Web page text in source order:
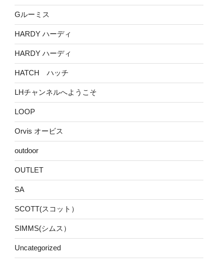
Gルーミス
HARDY ハーディ
HARDY ハーディ
HATCH ハッチ
LHチャンネルへようこそ
LOOP
Orvis オービス
outdoor
OUTLET
SA
SCOTT(スコット）
SIMMS(シムス）
Uncategorized